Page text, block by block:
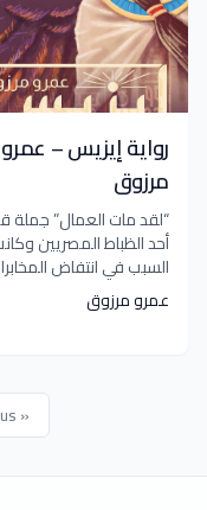
رواية إيزيس – عمرو
مرزوق
“لقد مات العمال” جملة
أحد الظباط المصريين
السبب في انتفاض
عمرو مرزوق
« Previous